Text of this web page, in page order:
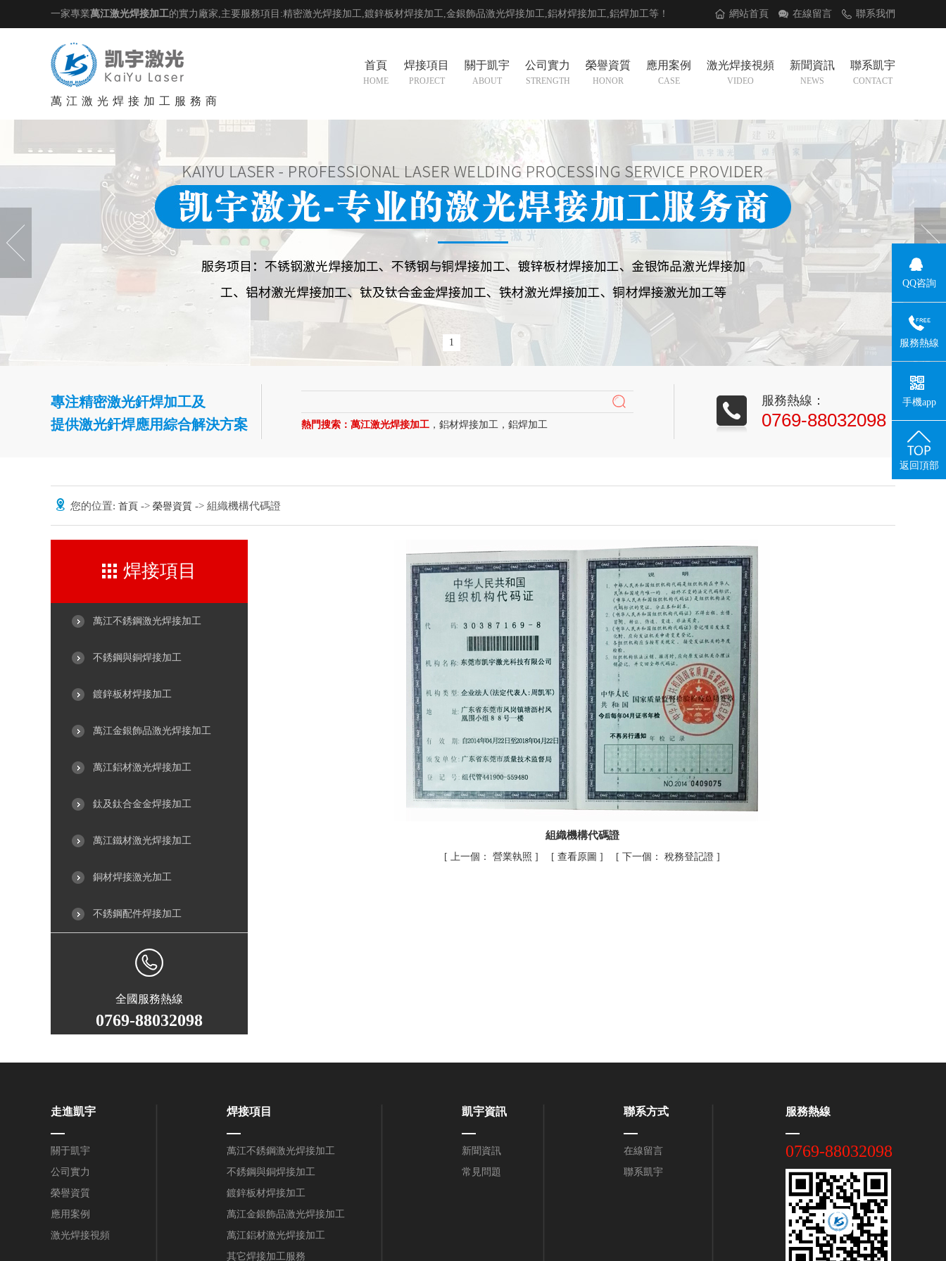
一家專業萬江激光焊接加工的實力廠家,主要服務項目:精密激光焊接加工,鍍鋅板材焊接加工,金銀飾品激光焊接加工,鋁材焊接加工,鋁焊加工等！ 網站首頁 在線留言 聯系我們
萬江激光焊接加工服務商
首頁
HOME
焊接項目
PROJECT
關于凱宇
ABOUT
公司實力
STRENGTH
榮譽資質
HONOR
應用案例
CASE
激光焊接視頻
VIDEO
新聞資訊
NEWS
聯系凱宇
CONTACT
1
專注精密激光釬焊加工及
提供激光釬焊應用綜合解決方案
熱門搜索： 萬江激光焊接加工 ， 鋁材焊接加工 ， 鋁焊加工
服務熱線：
0769-88032098
您的位置: 首頁 -> 榮譽資質 -> 組織機構代碼證
焊接項目
萬江不銹鋼激光焊接加工
不銹鋼與銅焊接加工
鍍鋅板材焊接加工
萬江金銀飾品激光焊接加工
萬江鋁材激光焊接加工
鈦及鈦合金金焊接加工
萬江鐵材激光焊接加工
銅材焊接激光加工
不銹鋼配件焊接加工
全國服務熱線
0769-88032098
組織機構代碼證
[ 上一個： 營業執照 ] [ 查看原圖 ] [ 下一個： 稅務登記證 ]
走進凱宇
關于凱宇
公司實力
榮譽資質
應用案例
激光焊接視頻
焊接項目
萬江不銹鋼激光焊接加工
不銹鋼與銅焊接加工
鍍鋅板材焊接加工
萬江金銀飾品激光焊接加工
萬江鋁材激光焊接加工
其它焊接加工服務
凱宇資訊
新聞資訊
常見問題
聯系方式
在線留言
聯系凱宇
服務熱線
0769-88032098
QQ咨詢
服務熱線
手機app
返回頂部